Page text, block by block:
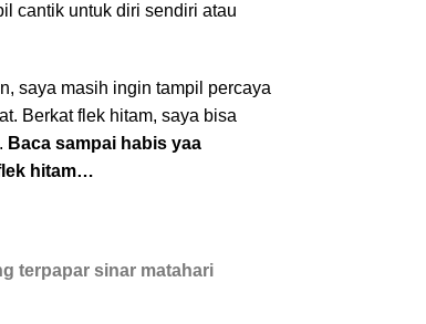
cantik untuk diri sendiri atau
saya masih ingin tampil percaya
Berkat flek hitam, saya bisa
Baca sampai habis yaa
hitam…
terpapar sinar matahari